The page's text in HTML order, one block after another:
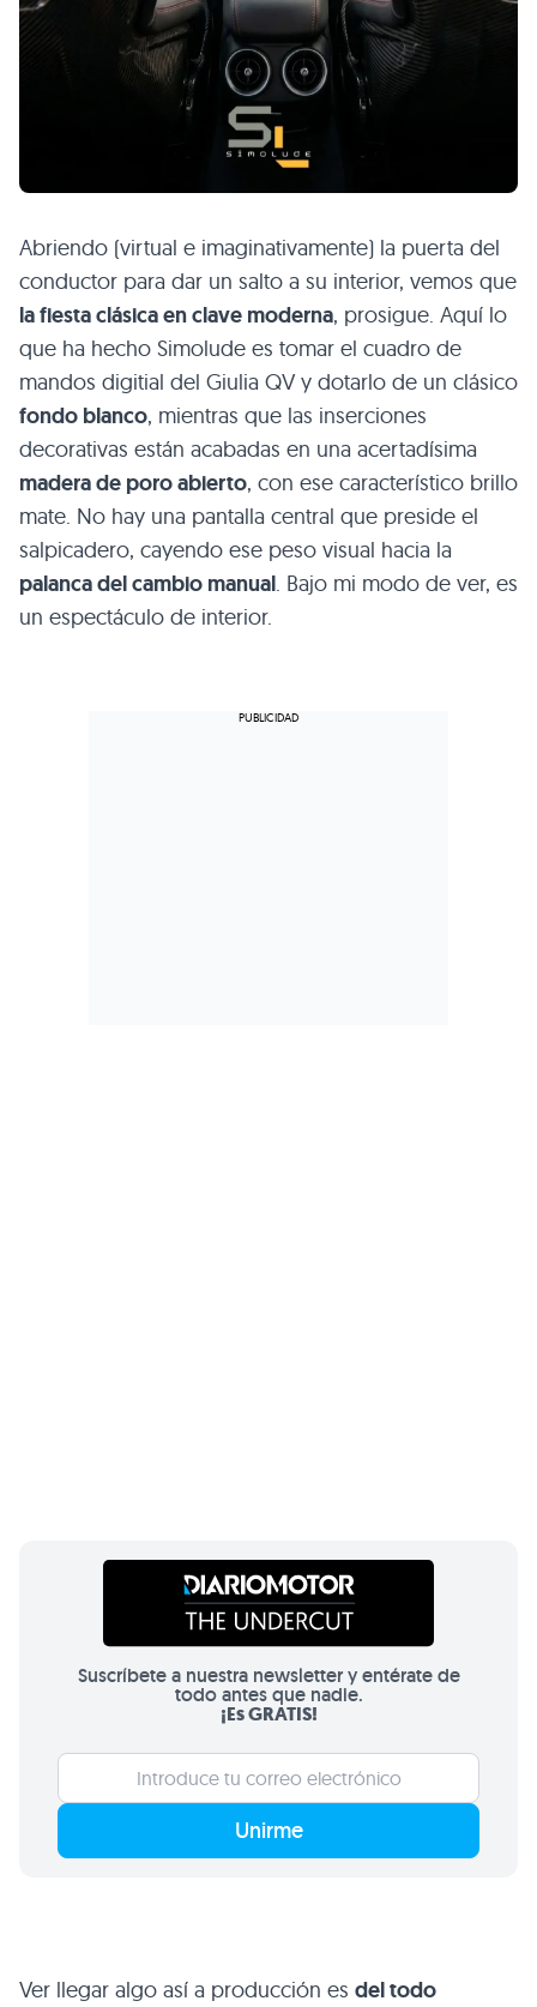
Abriendo (virtual e imaginativamente) la puerta del
conductor para dar un salto a su interior, vemos que
la fiesta clásica en clave moderna, prosigue. Aquí lo
que ha hecho Simolude es tomar el cuadro de
mandos digitial del Giulia QV y dotarlo de un clásico
fondo blanco, mientras que las inserciones
decorativas están acabadas en una acertadísima
madera de poro abierto, con ese característico brillo
mate. No hay una pantalla central que preside el
salpicadero, cayendo ese peso visual hacia la
palanca del cambio manual. Bajo mi modo de ver, es
un espectáculo de interior.
Suscríbete a nuestra newsletter y entérate de
todo antes que nadie.
¡Es GRATIS!
Unirme
Ver llegar algo así a producción es del todo